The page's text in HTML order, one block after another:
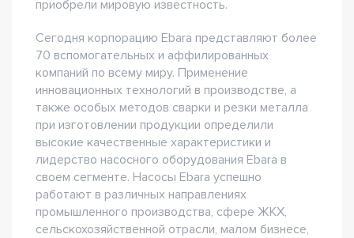
приобрели мировую известность.
Сегодня корпорацию Ebara представляют более
70 вспомогательных и аффилированных
компаний по всему миру. Применение
инновационных технологий в производстве, а
также особых методов сварки и резки металла
при изготовлении продукции определили
высокие качественные характеристики и
лидерство насосного оборудования Ebara в
своем сегменте. Насосы Ebara успешно
работают в различных направлениях
промышленного производства, сфере ЖКХ,
сельскохозяйственной отрасли, малом бизнесе,